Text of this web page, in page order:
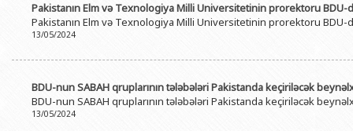
Pakistanın Elm və Texnologiya Milli Universitetinin prorektoru BDU-
Pakistanın Elm və Texnologiya Milli Universitetinin prorektoru BDU-
13/05/2024
BDU-nun SABAH qruplarının tələbələri Pakistanda keçiriləcək
BDU-nun SABAH qruplarının tələbələri Pakistanda keçiriləcək
13/05/2024